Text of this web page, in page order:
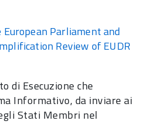
Parliament and
Review of EUDR
di Esecuzione che
Informativo, da inviare ai
Stati Membri nel